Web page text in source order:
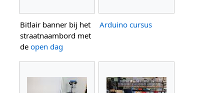
Bitlair banner bij het
straatnaambord met
de open dag
Arduino cursus